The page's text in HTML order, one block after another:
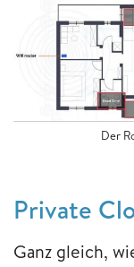
Der
Private
Ganz gleich,